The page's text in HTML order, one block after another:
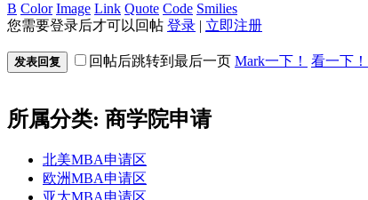
B Color Image Link Quote Code Smilies
您需要登录后才可以回帖 登录 | 立即注册
发表回复 回帖后跳转到最后一页 Mark一下！ 看一下！
所属分类: 商学院申请
北美MBA申请区
欧洲MBA申请区
亚太MBA申请区